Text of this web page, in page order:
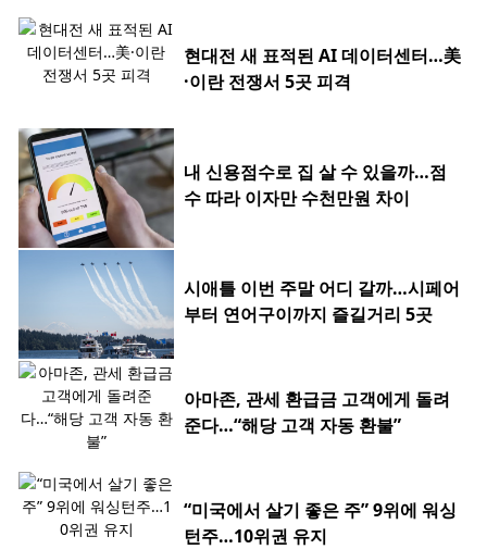
현대전 새 표적된 AI 데이터센터…美
·이란 전쟁서 5곳 피격
내 신용점수로 집 살 수 있을까…점
수 따라 이자만 수천만원 차이
시애틀 이번 주말 어디 갈까…시페어
부터 연어구이까지 즐길거리 5곳
아마존, 관세 환급금 고객에게 돌려
준다…“해당 고객 자동 환불”
“미국에서 살기 좋은 주” 9위에 워싱
턴주…10위권 유지